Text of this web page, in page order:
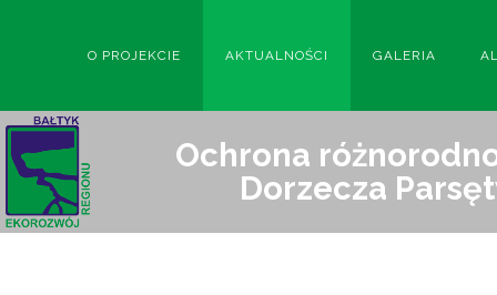
O PROJEKCIE AKTUALNOŚCI GALERIA
Ochrona
Dorzecza